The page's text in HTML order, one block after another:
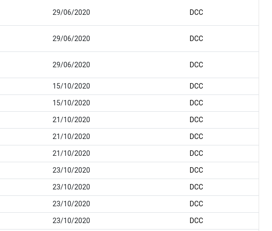
29/06/2020 DCC
29/06/2020 DCC
29/06/2020 DCC
15/10/2020 DCC
15/10/2020 DCC
21/10/2020 DCC
21/10/2020 DCC
21/10/2020 DCC
23/10/2020 DCC
23/10/2020 DCC
23/10/2020 DCC
23/10/2020 DCC